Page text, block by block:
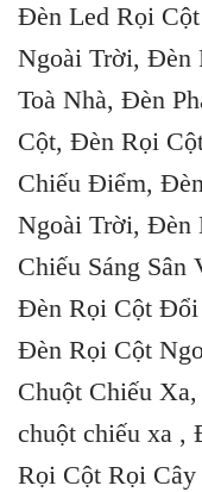
Đèn Led Rọi
Ngoài Trời, Đèn
Toà Nhà, Đèn
Cột, Đèn Rọi
Chiếu Điểm,
Ngoài Trời, Đèn
Chiếu Sáng
Đèn Rọi Cột
Đèn Rọi Cột
Chuột Chiếu
chuột chiếu xa ,
Rọi Cột Rọi